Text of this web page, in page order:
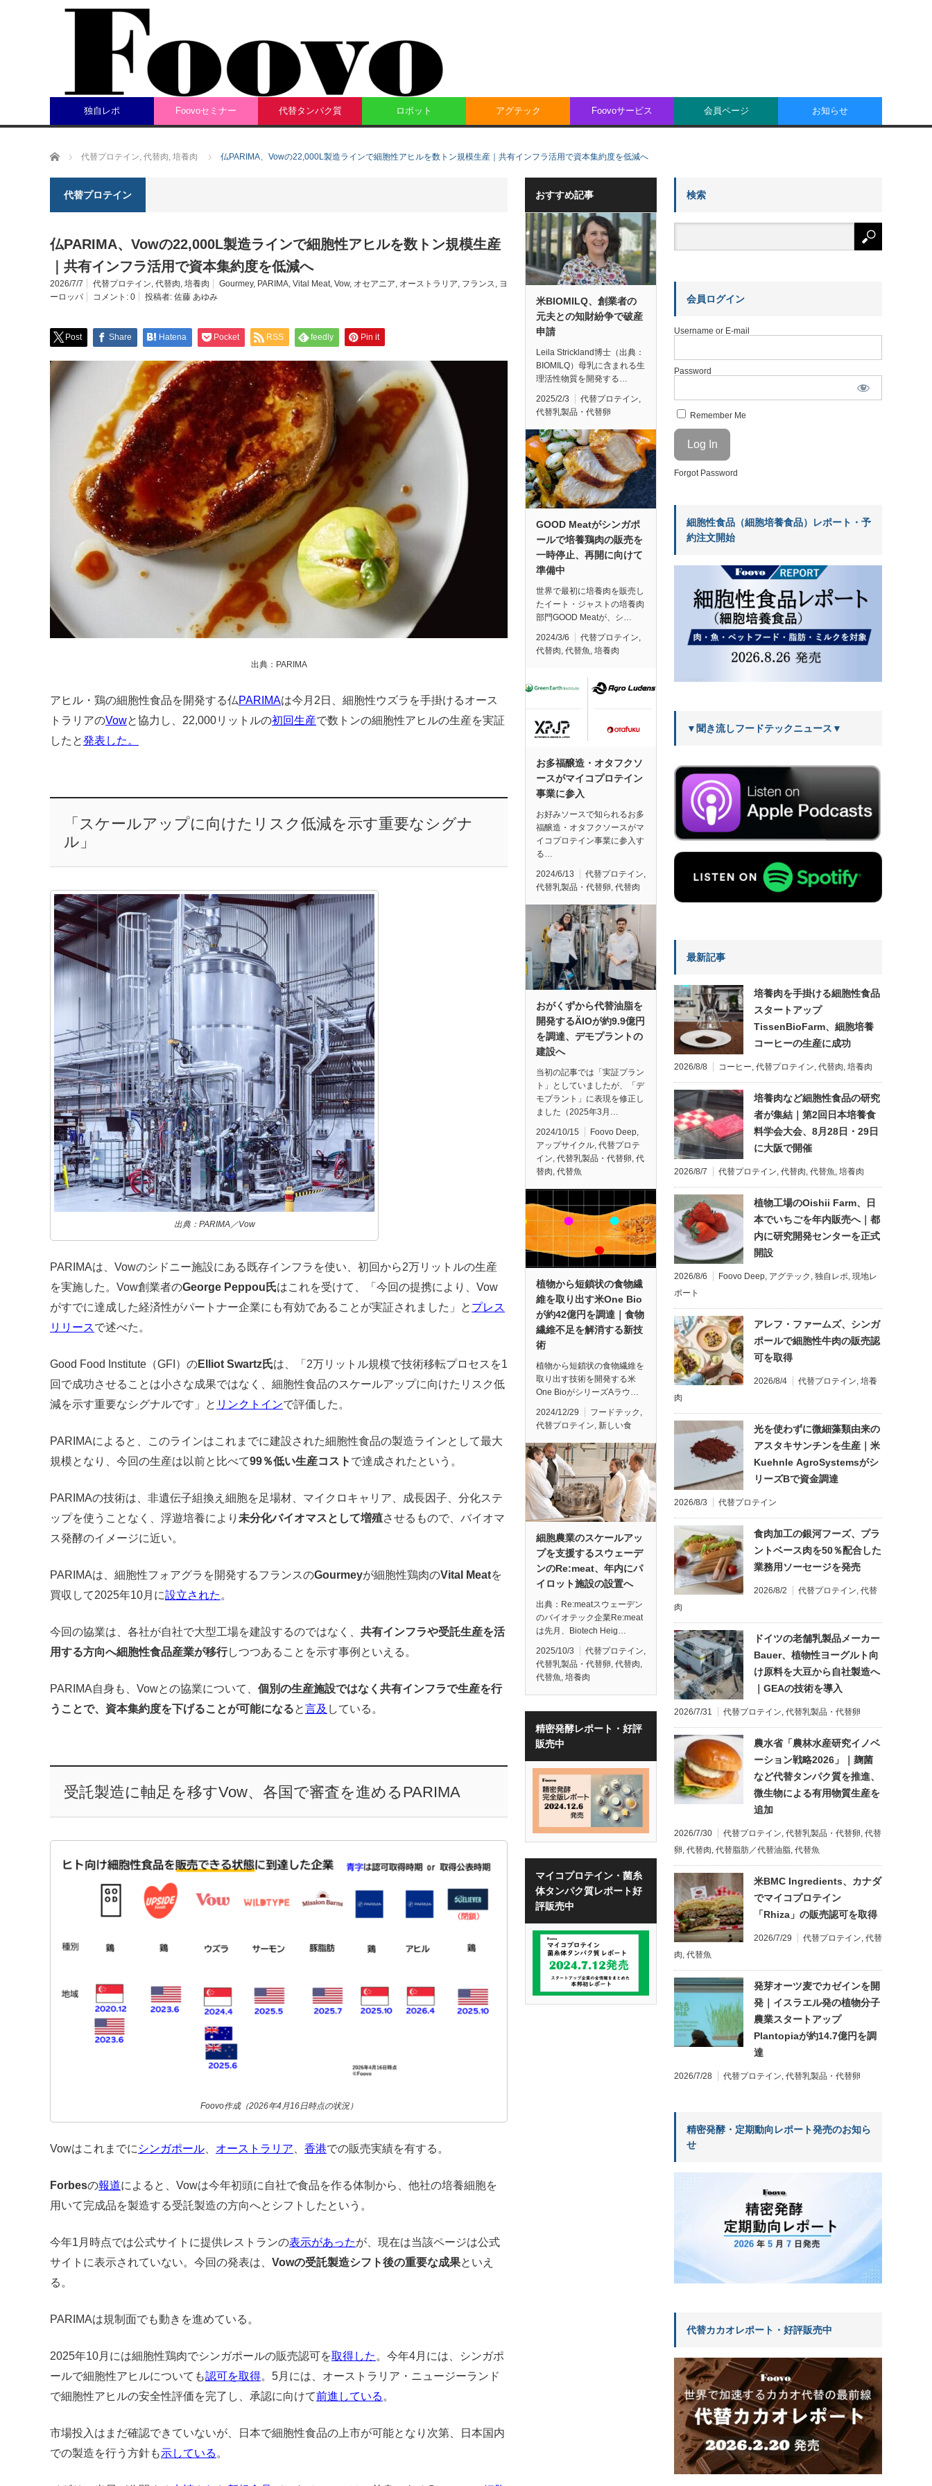
独自レポ Foovoセミナー 代替タンパク質 ロボット アグテック Foovoサービス 会員ページ お知らせ
ホーム 代替プロテイン, 代替肉, 培養肉 仏PARIMA、Vowの22,000L製造ラインで細胞性アヒルを数トン規模生産｜共有インフラ活用で資本集約度を低減へ
代替プロテイン
仏PARIMA、Vowの22,000L製造ラインで細胞性アヒルを数トン規模生産
｜共有インフラ活用で資本集約度を低減へ
2026/7/7 代替プロテイン, 代替肉, 培養肉 Gourmey, PARIMA, Vital Meat, Vow, オセアニア, オーストラリア, フランス, ヨ
ーロッパ
コメント: 0 投稿者: 佐藤 あゆみ
Post Share Hatena Pocket RSS feedly Pin it
出典：PARIMA
アヒル・鶏の細胞性食品を開発する仏PARIMAは今月2日、細胞性ウズラを手掛けるオース
トラリアのVowと協力し、22,000リットルの初回生産で数トンの細胞性アヒルの生産を実証
したと発表した。
「スケールアップに向けたリスク低減を示す重要なシグナ
ル」
出典：PARIMA／Vow
PARIMAは、Vowのシドニー施設にある既存インフラを使い、初回から2万リットルの生産
を実施した。Vow創業者のGeorge Peppou氏はこれを受けて、「今回の提携により、Vow
がすでに達成した経済性がパートナー企業にも有効であることが実証されました」と プレス
リリースで述べた。
Good Food Institute（GFI）のElliot Swartz氏は、「2万リットル規模で技術移転プロセスを1
回で成功させることは小さな成果ではなく、細胞性食品のスケールアップに向けたリスク低
減を示す重要なシグナルです」と リンクトインで評価した。
PARIMAによると、このラインはこれまでに建設された細胞性食品の製造ラインとして最大
規模となり、今回の生産は以前と比べて99％低い生産コスト で達成されたという。
PARIMAの技術は、非遺伝子組換え細胞を足場材、マイクロキャリア、成長因子、分化ステ
ップを使うことなく、浮遊培養により 未分化バイオマスとして増殖させるもので、バイオマ
ス発酵のイメージに近い。
PARIMAは、細胞性フォアグラを開発するフランスのGourmeyが細胞性鶏肉のVital Meatを
買収して2025年10月に設立された 。
今回の協業は、各社が自社で大型工場を建設するのではなく、 共有インフラや受託生産を活
用する方向へ細胞性食品産業が移行しつつあることを示す事例といえる。
PARIMA自身も、Vowとの協業について、 個別の生産施設ではなく共有インフラで生産を行
うことで、資本集約度を下げることが可能になると言及 している。
受託製造に軸足を移すVow、各国で審査を進めるPARIMA
Foovo作成（2026年4月16日時点の状況）
Vowはこれまでにシンガポール、 オーストラリア、 香港での販売実績を有する。
Forbesの報道によると、Vowは今年初頭に自社で食品を作る体制から、他社の培養細胞を
用いて完成品を製造する受託製造の方向へとシフトしたという。
今年1月時点では公式サイトに提供レストランの表示があったが、現在は当該ページは公式
サイトに表示されていない。 今回の発表は、 Vowの受託製造シフト後の重要な成果といえ
る。
PARIMAは規制面でも動きを進めている。
2025年10月には細胞性鶏肉でシンガポールの販売認可を取得した。今年4月には、シンガポ
ールで細胞性アヒルについても認可を取得。5月には、オーストラリア・ニュージーランド
で細胞性アヒルの安全性評価を完了し、承認に向けて前進している。
市場投入はまだ確認できていないが、日本で細胞性食品の上市が可能となり次第、日本国内
での製造を行う方針も示している。
おすすめ記事
米BIOMILQ、創業者の
元夫との知財紛争で破産
申請
Leila Strickland博士（出典：
BIOMILQ）母乳に含まれる生
理活性物質を開発する…
2025/2/3 代替プロテイン,
代替乳製品・代替卵
GOOD Meatがシンガポ
ールで培養鶏肉の販売を
一時停止、再開に向けて
準備中
世界で最初に培養肉を販売し
たイート・ジャストの培養肉
部門GOOD Meatが、シ…
2024/3/6 代替プロテイン,
代替肉, 代替魚, 培養肉
お多福醸造・オタフクソ
ースがマイコプロテイン
事業に参入
お好みソースで知られるお多
福醸造・オタフクソースがマ
イコプロテイン事業に参入す
る…
2024/6/13 代替プロテイン,
代替乳製品・代替卵, 代替肉
おがくずから代替油脂を
開発するÄIOが約9.9億円
を調達、デモプラントの
建設へ
当初の記事では「実証プラン
ト」としていましたが、「デ
モプラント」に表現を修正し
ました（2025年3月…
2024/10/15 Foovo Deep,
アップサイクル, 代替プロテ
イン, 代替乳製品・代替卵, 代
替肉, 代替魚
植物から短鎖状の食物繊
維を取り出す米One Bio
が約42億円を調達｜食物
繊維不足を解消する新技
術
植物から短鎖状の食物繊維を
取り出す技術を開発する米
One BioがシリーズAラウ…
2024/12/29 フードテック
代替プロテイン 新しい食
細胞農業のスケールアッ
プを支援するスウェーデ
ンのRe:meat、年内にパ
イロット施設の設置へ
出典：Re:meatスウェーデン
のバイオテック企業Re:meat
は先月、Biotech Heig…
2025/10/3 代替プロテイン
代替乳製品・代替卵 代替肉
代替魚 培養肉
精密発酵レポート・好評
販売中
マイコプロテイン・菌糸
体タンパク質レポート好
評販売中
検索
会員ログイン
Username or E-mail
Password
Remember Me
Forgot Password
細胞性食品（細胞培養食品）レポート・予
約注文開始
▼聞き流しフードテックニュース▼
最新記事
培養肉を手掛ける細胞性食品
スタートアップ
TissenBioFarm、細胞培養
コーヒーの生産に成功
2026/8/8 コーヒー 代替プロテイン 代替肉 培養肉
培養肉など細胞性食品の研究
者が集結｜第2回日本培養食
料学会大会、8月28日・29日
に大阪で開催
2026/8/7 代替プロテイン 代替肉 代替魚 培養肉
植物工場のOishii Farm、日
本でいちごを年内販売へ｜都
内に研究開発センターを正式
開設
2026/8/6 Foovo Deep アグテック 独自レポ 現地レ
ポート
アレフ・ファームズ、シンガ
ポールで細胞性牛肉の販売認
可を取得
2026/8/4 代替プロテイン 培養
肉
光を使わずに微細藻類由来の
アスタキサンチンを生産｜米
Kuehnle AgroSystemsがシ
リーズBで資金調達
2026/8/3 代替プロテイン
食肉加工の銀河フーズ、プラ
ントベース肉を50％配合した
業務用ソーセージを発売
2026/8/2 代替プロテイン 代替
肉
ドイツの老舗乳製品メーカー
Bauer、植物性ヨーグルト向
け原料を大豆から自社製造へ
｜GEAの技術を導入
2026/7/31 代替プロテイン 代替乳製品・代替卵
農水省「農林水産研究イノベ
ーション戦略2026」｜麹菌
など代替タンパク質を推進、
微生物による有用物質生産を
追加
2026/7/30 代替プロテイン 代替乳製品・代替卵 代替
卵 代替肉 代替脂肪／代替油脂 代替魚
米BMC Ingredients、カナダ
でマイコプロテイン
「Rhiza」の販売認可を取得
2026/7/29 代替プロテイン 代替
肉 代替魚
発芽オーツ麦でカゼインを開
発｜イスラエル発の植物分子
農業スタートアップ
Plantopiaが約14.7億円を調
達
2026/7/28 代替プロテイン 代替乳製品・代替卵
精密発酵・定期動向レポート発売のお知ら
せ
代替カカオレポート・好評販売中